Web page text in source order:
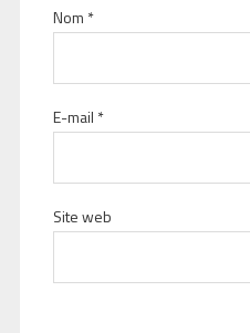
Nom *
E-mail *
Site web